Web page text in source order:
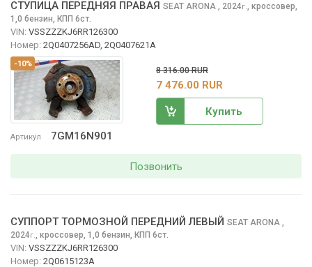
-10%
Артикул 7GM16N901
СТУПИЦА ПЕРЕДНЯЯ ПРАВАЯ SEAT ARONA , 2024г., кроссовер,
1,0 бензин, КПП 6ст.
VIN: VSSZZZKJ6RR126300
Номер: 2Q0407256AD, 2Q0407621A
8 316.00 RUR
7 476.00 RUR
Купить
Позвонить
СУППОРТ ТОРМОЗНОЙ ПЕРЕДНИЙ ЛЕВЫЙ SEAT ARONA ,
2024г., кроссовер, 1,0 бензин, КПП 6ст.
VIN: VSSZZZKJ6RR126300
Номер: 2Q0615123A